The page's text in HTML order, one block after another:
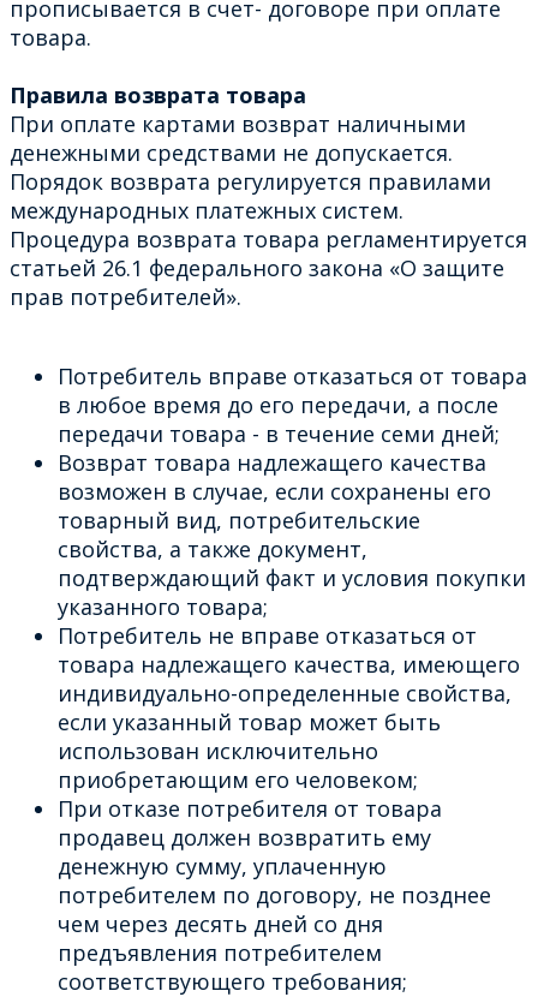
прописывается в счет- договоре при оплате
товара.
Правила возврата товара
При оплате картами возврат наличными
денежными средствами не допускается.
Порядок возврата регулируется правилами
международных платежных систем.
Процедура возврата товара регламентируется
статьей 26.1 федерального закона «О защите
прав потребителей».
Потребитель вправе отказаться от товара
в любое время до его передачи, а после
передачи товара - в течение семи дней;
Возврат товара надлежащего качества
возможен в случае, если сохранены его
товарный вид, потребительские
свойства, а также документ,
подтверждающий факт и условия покупки
указанного товара;
Потребитель не вправе отказаться от
товара надлежащего качества, имеющего
индивидуально-определенные свойства,
если указанный товар может быть
использован исключительно
приобретающим его человеком;
При отказе потребителя от товара
продавец должен возвратить ему
денежную сумму, уплаченную
потребителем по договору, не позднее
чем через десять дней со дня
предъявления потребителем
соответствующего требования;